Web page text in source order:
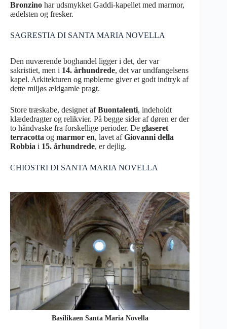
Bronzino har udsmykket Gaddi-kapellet med marmor,
ædelsten og fresker.
SAGRESTIA DI SANTA MARIA NOVELLA
Den nuværende boghandel ligger i det, der var
sakristiet, men i 14. århundrede, det var undfangelsens
kapel. Arkitekturen og møblerne giver et godt indtryk af
dette miljøs ældgamle pragt.
Store træskabe, designet afBuontalenti, indeholdt
klædedragter og relikvier. På begge sider af døren er der
to håndvaske fra forskellige perioder. De glaseret
terracotta og marmor en, lavet afGiovanni della
Robbia i 15. århundrede, er dejlig.
CHIOSTRI DI SANTA MARIA NOVELLA
Basilikaen Santa Maria Novella